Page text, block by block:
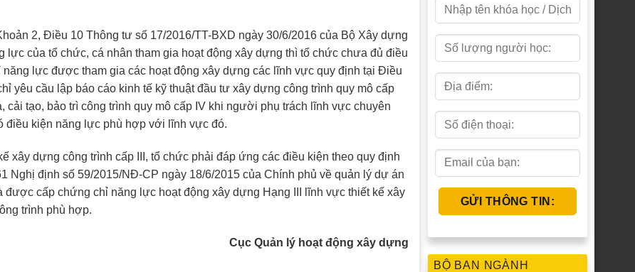
2, Điều 10 Thông tư số 17/2016/TT-BXD ngày 30/6/2016 của Bộ Xây dựng
lực của tổ chức, cá nhân tham gia hoạt động xây dựng thì tổ chức chưa đủ điều
năng lực được tham gia các hoạt động xây dựng các lĩnh vực quy định tại Điều
yêu cầu lập báo cáo kinh tế kỹ thuật đầu tư xây dựng công trình quy mô cấp
cải tạo, bảo trì công trình quy mô cấp IV khi người phụ trách lĩnh vực chuyên
điều kiện năng lực phù hợp với lĩnh vực đó.
xây dựng công trình cấp III, tổ chức phải đáp ứng các điều kiện theo quy định
Nghị định số 59/2015/NĐ-CP ngày 18/6/2015 của Chính phủ về quản lý dự án
được cấp chứng chỉ năng lực hoạt động xây dựng Hạng III lĩnh vực thiết kế xây
trình phù hợp.
Cục Quản lý hoạt động xây dựng
BỘ BAN NGÀNH